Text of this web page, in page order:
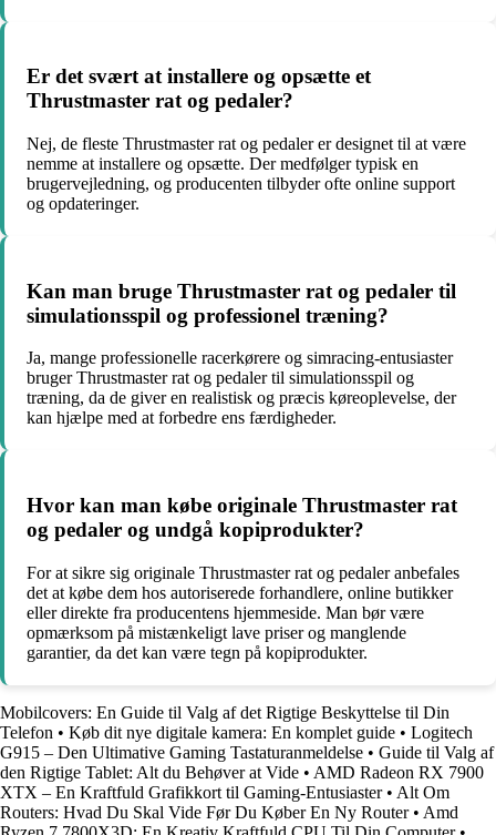
Er det svært at installere og opsætte et
Thrustmaster rat og pedaler?
Nej, de fleste Thrustmaster rat og pedaler er designet til at være
nemme at installere og opsætte. Der medfølger typisk en
brugervejledning, og producenten tilbyder ofte online support
og opdateringer.
Kan man bruge Thrustmaster rat og pedaler til
simulationsspil og professionel træning?
Ja, mange professionelle racerkørere og simracing-entusiaster
bruger Thrustmaster rat og pedaler til simulationsspil og
træning, da de giver en realistisk og præcis køreoplevelse, der
kan hjælpe med at forbedre ens færdigheder.
Hvor kan man købe originale Thrustmaster rat
og pedaler og undgå kopiprodukter?
For at sikre sig originale Thrustmaster rat og pedaler anbefales
det at købe dem hos autoriserede forhandlere, online butikker
eller direkte fra producentens hjemmeside. Man bør være
opmærksom på mistænkeligt lave priser og manglende
garantier, da det kan være tegn på kopiprodukter.
Mobilcovers: En Guide til Valg af det Rigtige Beskyttelse til Din
Telefon • Køb dit nye digitale kamera: En komplet guide • Logitech
G915 – Den Ultimative Gaming Tastaturanmeldelse • Guide til Valg af
den Rigtige Tablet: Alt du Behøver at Vide • AMD Radeon RX 7900
XTX – En Kraftfuld Grafikkort til Gaming-Entusiaster• Alt Om
Routers: Hvad Du Skal Vide Før Du Køber En Ny Router• Amd